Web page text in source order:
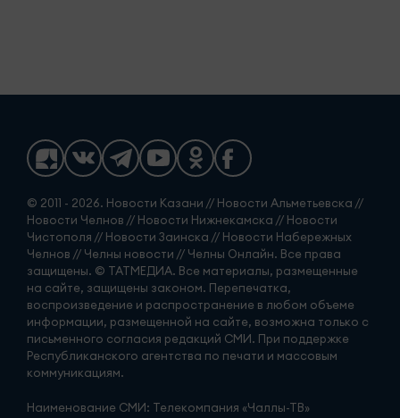
© 2011 - 2026. Новости Казани // Новости Альметьевска //
Новости Челнов // Новости Нижнекамска // Новости
Чистополя // Новости Заинска // Новости Набережных
Челнов // Челны новости // Челны Онлайн. Все права
защищены. © ТАТМЕДИА. Все материалы, размещенные
на сайте, защищены законом. Перепечатка,
воспроизведение и распространение в любом объеме
информации, размещенной на сайте, возможна только с
письменного согласия редакций СМИ. При поддержке
Республиканского агентства по печати и массовым
коммуникациям.
Наименование СМИ: Телекомпания «Чаллы-ТВ»